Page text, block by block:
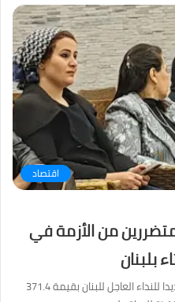
اقتصاد
من الأزمة في
بلبنان
أصدرت الأمم المتحدة وحكومة لبنان تمديدا للنداء العاجل للبنان بقيمة 371.4